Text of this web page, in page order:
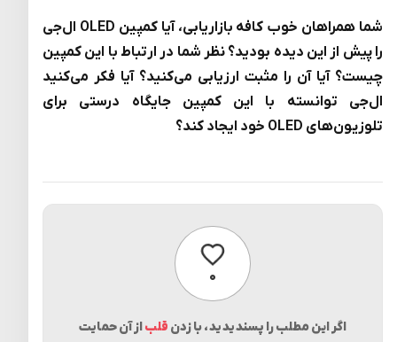
شما همراهان خوب کافه بازاریابی، آیا کمپین OLED ال‌جی
را پیش از این دیده بودید؟ نظر شما در ارتباط با این کمپین
چیست؟ آیا آن را مثبت ارزیابی می‌کنید؟ آیا فکر می‌کنید
ال‌جی توانسته با این کمپین جایگاه درستی برای
تلوزیون‌های OLED خود ایجاد کند؟
۰پسندیدن
اگر این مطلب را پسندیدید، با زدن قلباز آن حمایت